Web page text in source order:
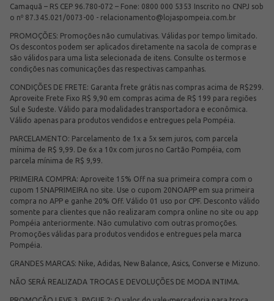
Camaquã – RS CEP 96.780-072 – Fone: 0800 000 5353 Inscrito no CNPJ sob
o nº 87.345.021/0073-00 - relacionamento@lojaspompeia.com.br
PROMOÇÕES: Promoções não cumulativas. Válidas por tempo limitado.
Os descontos podem ser aplicados diretamente na sacola de compras e
são válidos para uma lista selecionada de itens. Consulte os termos e
condições nas comunicações das respectivas campanhas.
CONDIÇÕES DE FRETE: Garanta frete grátis nas compras acima de R$299.
Aproveite Frete Fixo R$ 9,90 em compras acima de R$ 199 para regiões
Sul e Sudeste. Válido para modalidades transportadora e econômica.
Válido apenas para produtos vendidos e entregues pela Pompéia.
PARCELAMENTO: Parcelamento de 1x a 5x sem juros, com parcela
mínima de R$ 9,99. De 6x a 10x com juros no Cartão Pompéia, com
parcela mínima de R$ 9,99.
PRIMEIRA COMPRA: Aproveite 15% Off na sua primeira compra com o
cupom 15NAPRIMEIRA no site. Use o cupom 20NOAPP em sua primeira
compra no APP e ganhe 20% Off. Válido 01 uso por CPF. Desconto válido
somente para clientes que não realizaram compra online no site ou app
Pompéia anteriormente. Não cumulativo com outras promoções.
Promoções válidas para produtos vendidos e entregues pela marca
Pompéia.
GRANDES MARCAS: Nike, Adidas, New Balance, Asics, Converse e Mizuno.
NÃO SERÁ REALIZADA TROCAS E DEVOLUÇÕES DE MODA INTIMA.